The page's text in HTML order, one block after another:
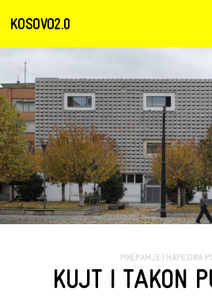
KOSOVO2.0
PIKËPAMJE HAPESIRA
KUJT I TAKON